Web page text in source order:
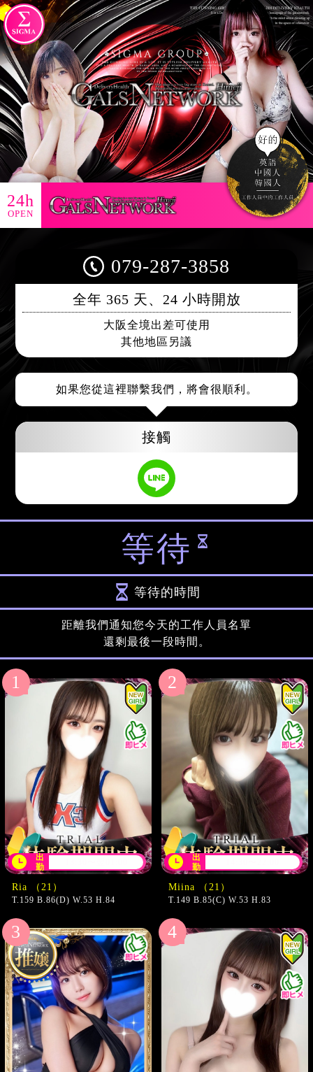
24h
OPEN
079-287-3858
全年 365 天、24 小時開放
大阪全境出差可使用
其他地區另議
接觸
如果您從這裡聯繫我們，將會很順利。
等待
等待的時間
距離我們通知您今天的工作人員名單
還剩最後一段時間。
出
勤
Ria （21）
T.159 B.86(D) W.53 H.84
出
勤
Miina （21）
T.149 B.85(C) W.53 H.83